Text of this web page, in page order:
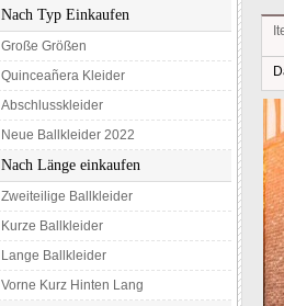
Nach Typ Einkaufen
Große Größen
Quinceañera Kleider
Abschlusskleider
Neue Ballkleider 2022
Nach Länge einkaufen
Zweiteilige Ballkleider
Kurze Ballkleider
Lange Ballkleider
Vorne Kurz Hinten Lang